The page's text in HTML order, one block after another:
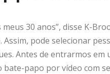
30 anos”, disse K-
pode selecionar
Antes de entrarmos em
papo por vídeo com